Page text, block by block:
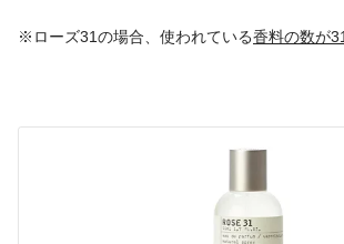
※ローズ31の場合、使われている香料の数が